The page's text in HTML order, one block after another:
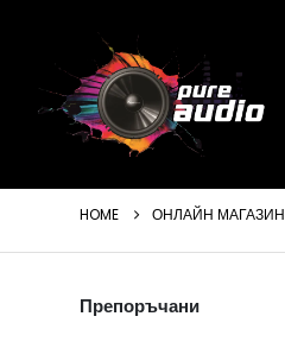
HOME ОНЛАЙН МАГАЗИН
Препоръчани